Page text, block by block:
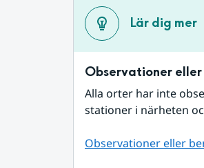
Lär dig mer
Observationer
Alla orter har inte
stationer i närheten
Observationer eller